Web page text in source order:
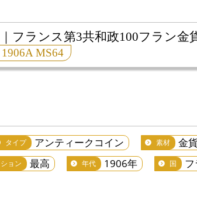
フランス第3共和政100フラン金
1906A MS64
タイプ アンティークコイン 素材 金
ョン 最高 年代 1906年 国